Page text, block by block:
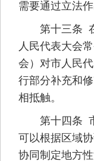
需要通过立法
第十三条 在
人民代表大会
会）对市人民
行部分补充和
相抵触。
第十四条 市
可以根据区域
协同制定地方